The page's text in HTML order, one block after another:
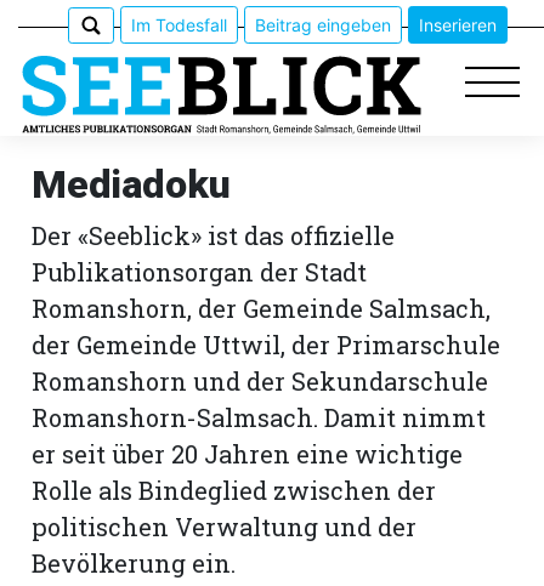
Epaper
Veranstaltungen
Erlebnisführer
App
Im Todesfall Beitrag eingeben Inserieren
Mediadoku
Der «Seeblick» ist das offizielle
Publikationsorgan der Stadt
Romanshorn, der Gemeinde Salmsach,
der Gemeinde Uttwil, der Primarschule
Romanshorn und der Sekundarschule
Romanshorn-Salmsach. Damit nimmt
er seit über 20 Jahren eine wichtige
Rolle als Bindeglied zwischen der
politischen Verwaltung und der
Bevölkerung ein.